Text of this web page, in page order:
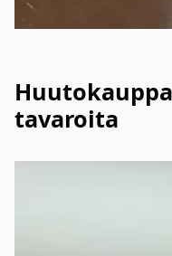
tavaroita